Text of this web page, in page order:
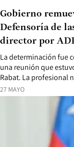
27 MAYO
La determinación fue
una reunión que
Rabat. La profesional
Gobierno
Defensoría de
director por